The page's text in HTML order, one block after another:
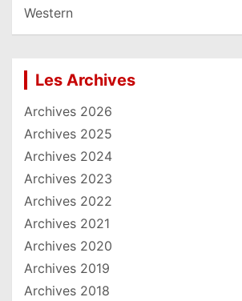
Western
Les Archives
Archives 2026
Archives 2025
Archives 2024
Archives 2023
Archives 2022
Archives 2021
Archives 2020
Archives 2019
Archives 2018